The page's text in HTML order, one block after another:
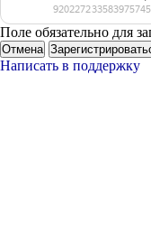
Поле обязательно для
Отмена
Написать в поддержку